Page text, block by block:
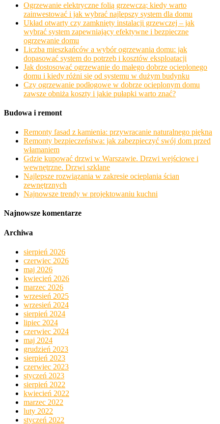
Ogrzewanie elektryczne folią grzewczą: kiedy warto
zainwestować i jak wybrać najlepszy system dla domu
Układ otwarty czy zamknięty instalacji grzewczej – jak
wybrać system zapewniający efektywne i bezpieczne
ogrzewanie domu
Liczba mieszkańców a wybór ogrzewania domu: jak
dopasować system do potrzeb i kosztów eksploatacji
Jak dostosować ogrzewanie do małego dobrze ocieplonego
domu i kiedy różni się od systemu w dużym budynku
Czy ogrzewanie podłogowe w dobrze ocieplonym domu
zawsze obniża koszty i jakie pułapki warto znać?
Budowa i remont
Remonty fasad z kamienia: przywracanie naturalnego piękna
Remonty bezpieczeństwa: jak zabezpieczyć swój dom przed
włamaniem
Gdzie kupować drzwi w Warszawie. Drzwi wejściowe i
wewnętrzne. Drzwi szklane
Najlepsze rozwiązania w zakresie ocieplania ścian
zewnętrznych
Najnowsze trendy w projektowaniu kuchni
Najnowsze komentarze
Archiwa
sierpień 2026
czerwiec 2026
maj 2026
kwiecień 2026
marzec 2026
wrzesień 2025
wrzesień 2024
sierpień 2024
lipiec 2024
czerwiec 2024
maj 2024
grudzień 2023
sierpień 2023
czerwiec 2023
styczeń 2023
sierpień 2022
kwiecień 2022
marzec 2022
luty 2022
styczeń 2022